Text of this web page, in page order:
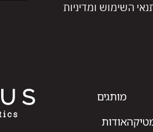
השימוש ומדיניות
מותגים
אודות